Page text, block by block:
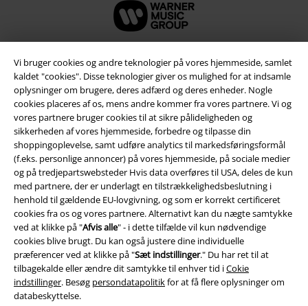
Vi bruger cookies og andre teknologier på vores hjemmeside, samlet
kaldet "cookies". Disse teknologier giver os mulighed for at indsamle
oplysninger om brugere, deres adfærd og deres enheder. Nogle
cookies placeres af os, mens andre kommer fra vores partnere. Vi og
vores partnere bruger cookies til at sikre pålideligheden og
sikkerheden af ​​vores hjemmeside, forbedre og tilpasse din
shoppingoplevelse, samt udføre analytics til markedsføringsformål
(f.eks. personlige annoncer) på vores hjemmeside, på sociale medier
og på tredjepartswebsteder Hvis data overføres til USA, deles de kun
med partnere, der er underlagt en tilstrækkelighedsbeslutning i
henhold til gældende EU-lovgivning, og som er korrekt certificeret
cookies fra os og vores partnere. Alternativt kan du nægte samtykke
ved at klikke på "Afvis alle" - i dette tilfælde vil kun nødvendige
cookies blive brugt. Du kan også justere dine individuelle
præferencer ved at klikke på "Sæt indstillinger." Du har ret til at
tilbagekalde eller ændre dit samtykke til enhver tid iCokie
indstillinger. Besøg persondatapolitikfor at få flere oplysninger om
databeskyttelse.
Juridisk
Salgs-, medlems- & leveringsbetingelser
Om EMP Danmark
Persondatapolitik
Bortskaffelse af affald og miljøbeskyttelse